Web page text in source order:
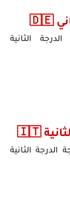
الثانية
الدرجة الثانية